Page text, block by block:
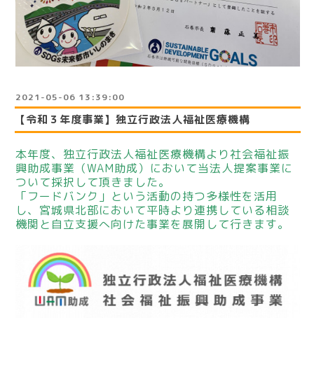
2021-05-06 13:39:00
【令和３年度事業】独立行政法人福祉医療機構
本年度、独立行政法人福祉医療機構より社会福祉振
興助成事業（WAM助成）において当法人提案事業に
ついて採択して頂きました。
「フードバンク」という活動の持つ多様性を活用
し、宮城県北部において平時より連携している相談
機関と自立支援へ向けた事業を展開して行きます。